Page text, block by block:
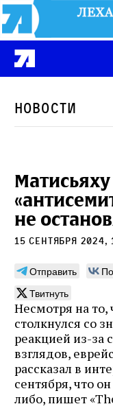
Новости
не
15 сентября 2024,
Отправить
Твитнуть
Несмотря на
столкнулся со
реакцией из-за
взглядов,
рассказал в
сентября, что
либо, пишет